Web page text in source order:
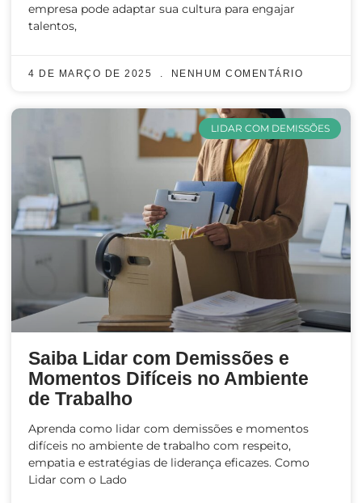
empresa pode adaptar sua cultura para engajar
talentos,
4 DE MARÇO DE 2025 NENHUM COMENTÁRIO
LIDAR COM DEMISSÕES
Saiba Lidar com Demissões e
Momentos Difíceis no Ambiente
de Trabalho
Aprenda como lidar com demissões e momentos
difíceis no ambiente de trabalho com respeito,
empatia e estratégias de liderança eficazes. Como
Lidar com o Lado